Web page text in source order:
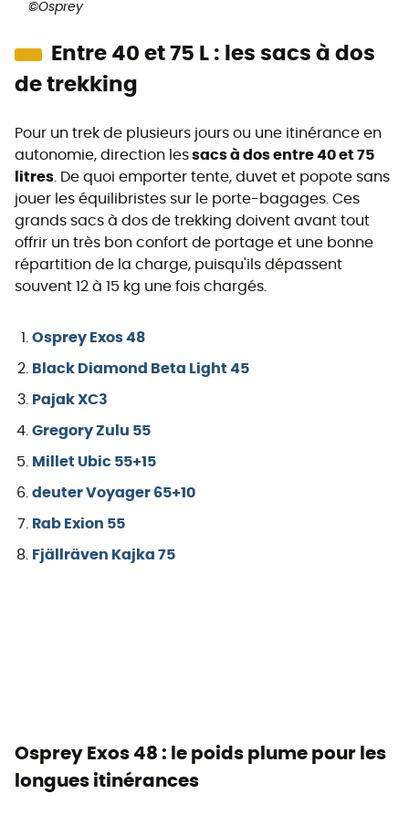
©Osprey
Entre 40 et 75 L : les sacs à dos
de trekking
Pour un trek de plusieurs jours ou une itinérance en
autonomie, direction lessacs à dos entre 40 et 75
litres . De quoi emporter tente, duvet et popote sans
jouer les équilibristes sur le porte-bagages. Ces
grands sacs à dos de trekking doivent avant tout
offrir un très bon confort de portage et une bonne
répartition de la charge, puisqu'ils dépassent
souvent 12 à 15 kg une fois chargés.
Osprey Exos 48
Black Diamond Beta Light 45
Pajak XC3
Gregory Zulu 55
Millet Ubic 55+15
deuter Voyager 65+10
Rab Exion 55
Fjällräven Kajka 75
Osprey Exos 48 : le poids plume pour les
longues itinérances